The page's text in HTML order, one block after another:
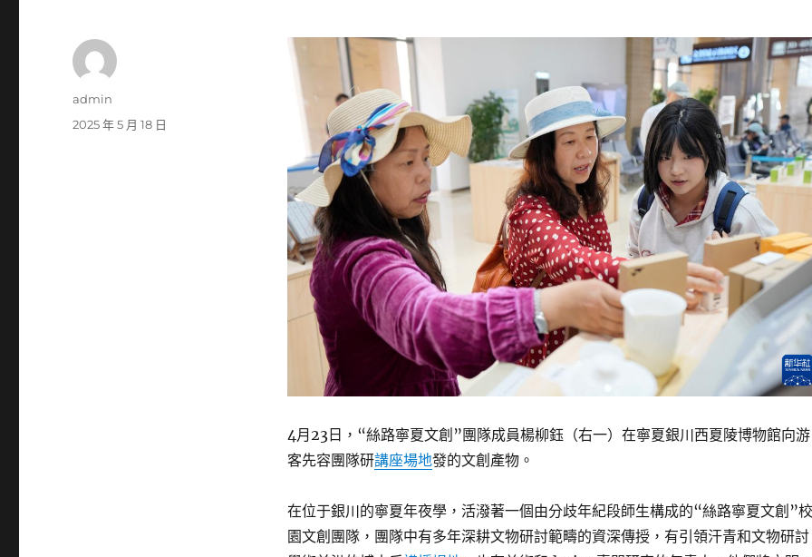
4月23日，“絲路寧夏文創”團隊成員楊柳鈺（右一）在寧夏銀川西夏陵博物館向游
客先容團隊研講座場地發的文創產物。
在位于銀川的寧夏年夜學，活潑著一個由分歧年紀段師生構成的“絲路寧夏文創”校
園文創團隊，團隊中有多年深耕文物研討範疇的資深傳授，有引領汗青和文物研討
作
admin
發
2025 年 5 月 18 日